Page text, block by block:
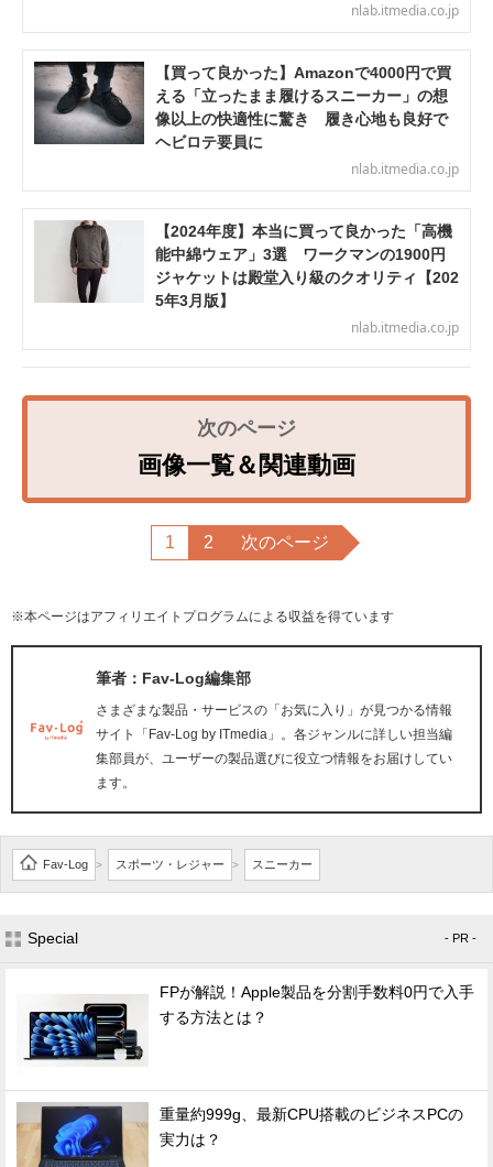
nlab.itmedia.co.jp
【買って良かった】Amazonで4000円で買
える「立ったまま履けるスニーカー」の想
像以上の快適性に驚き 履き心地も良好で
ヘビロテ要員に
nlab.itmedia.co.jp
【2024年度】本当に買って良かった「高機
能中綿ウェア」3選 ワークマンの1900円
ジャケットは殿堂入り級のクオリティ【202
5年3月版】
nlab.itmedia.co.jp
画像一覧＆関連動画
1 2 次のページ
※本ページはアフィリエイトプログラムによる収益を得ています
筆者：Fav-Log編集部
さまざまな製品・サービスの「お気に入り」が見つかる情報
サイト「Fav-Log by ITmedia」。各ジャンルに詳しい担当編
集部員が、ユーザーの製品選びに役立つ情報をお届けしてい
ます。
Fav-Log > スポーツ・レジャー > スニーカー
Special - PR -
FPが解説！Apple製品を分割手数料0円で入手
する方法とは？
重量約999g、最新CPU搭載のビジネスPCの
実力は？